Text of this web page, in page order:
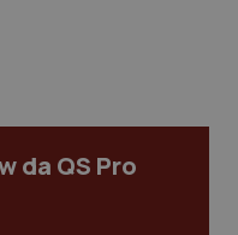
da QS Pro